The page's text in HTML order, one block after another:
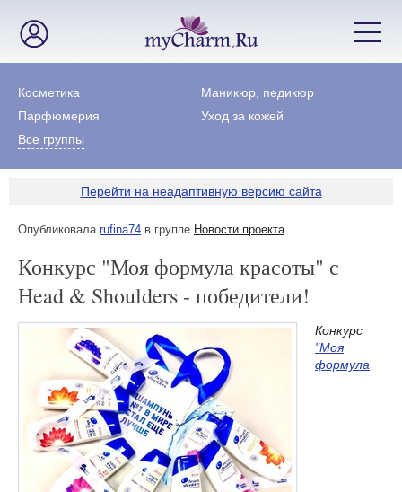
Косметика
Маникюр, педикюр
Парфюмерия
Уход за кожей
Все группы
Перейти на неадаптивную версию сайта
Опубликовала rufina74 в группе Новости проекта
Конкурс "Моя формула красоты" с
Head & Shoulders - победители!
Конкурс
"Моя
формула